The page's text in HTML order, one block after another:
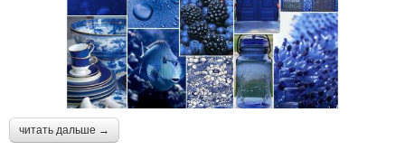
читать дальше →